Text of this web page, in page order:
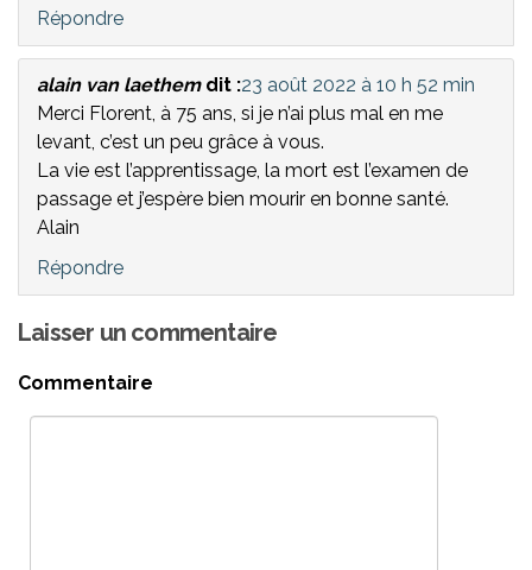
Répondre
alain van laethem dit :23 août 2022 à 10 h 52 min
Merci Florent, à 75 ans, si je n’ai plus mal en me
levant, c’est un peu grâce à vous.
La vie est l’apprentissage, la mort est l’examen de
passage et j’espère bien mourir en bonne santé.
Alain
Répondre
Laisser un commentaire
Commentaire